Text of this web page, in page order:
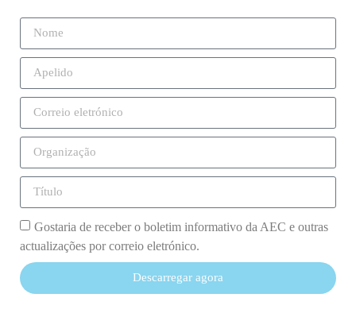
Gostaria de receber o boletim informativo da AEC e outras
actualizações por correio eletrónico.
Descarregar agora